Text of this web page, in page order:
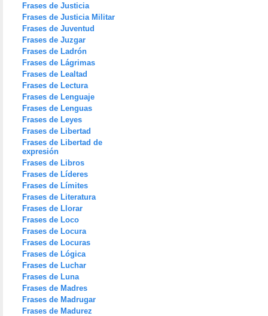
Frases de Justicia
Frases de Justicia Militar
Frases de Juventud
Frases de Juzgar
Frases de Ladrón
Frases de Lágrimas
Frases de Lealtad
Frases de Lectura
Frases de Lenguaje
Frases de Lenguas
Frases de Leyes
Frases de Libertad
Frases de Libertad de
expresión
Frases de Libros
Frases de Líderes
Frases de Límites
Frases de Literatura
Frases de Llorar
Frases de Loco
Frases de Locura
Frases de Locuras
Frases de Lógica
Frases de Luchar
Frases de Luna
Frases de Madres
Frases de Madrugar
Frases de Madurez